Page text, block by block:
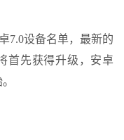
7.0设备名单，最新的
首先获得升级，安卓